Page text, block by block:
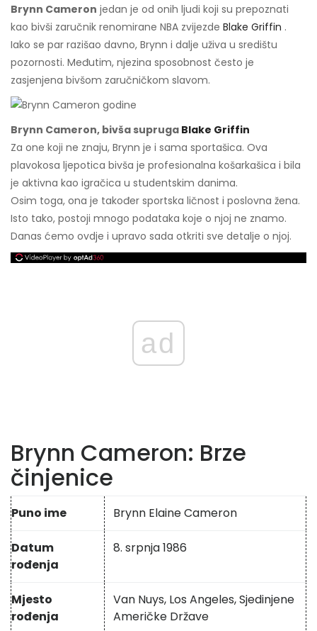
Brynn Cameron jedan je od onih ljudi koji su prepoznati
kao bivši zaručnik renomirane NBA zvijezde Blake Griffin .
Iako se par razišao davno, Brynn i dalje uživa u središtu
pozornosti. Međutim, njezina sposobnost često je
zasjenjena bivšom zaručničkom slavom.
Brynn Cameron, bivša supruga Blake Griffin
Za one koji ne znaju, Brynn je i sama sportašica. Ova
plavokosa ljepotica bivša je profesionalna košarkašica i bila
je aktivna kao igračica u studentskim danima.
Osim toga, ona je također sportska ličnost i poslovna žena.
Isto tako, postoji mnogo podataka koje o njoj ne znamo.
Danas ćemo ovdje i upravo sada otkriti sve detalje o njoj.
ad
Brynn Cameron: Brze
činjenice
Puno ime Brynn Elaine Cameron
Datum
rođenja
8. srpnja 1986
Mjesto
rođenja
Van Nuys, Los Angeles, Sjedinjene
Američke Države